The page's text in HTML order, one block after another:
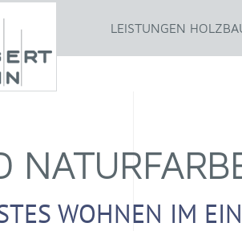
LEISTUNGEN
WOHNEN IM